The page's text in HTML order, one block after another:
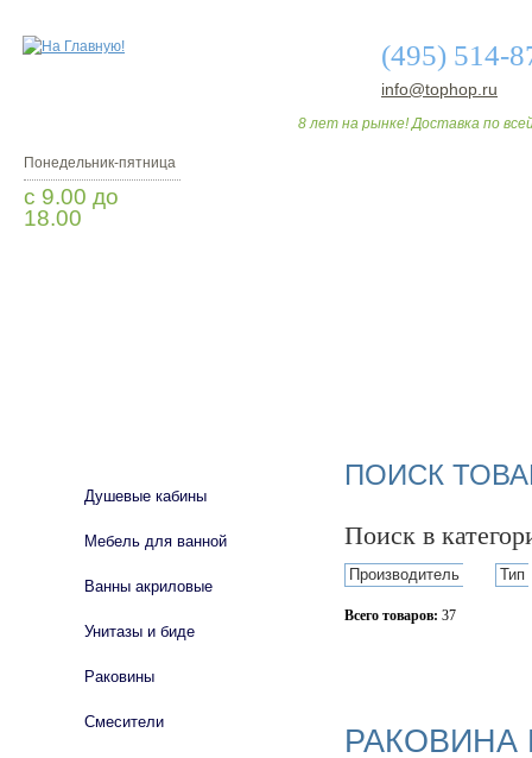
(495) 514-
info@tophop.ru
8 лет на рынке! Доставка по
Понедельник-пятница
с 9.00 до
18.00
ПОИСК
Поиск в
Производитель Тип
Всего товаров: 37
РАКОВИНА
Душевые кабины
Мебель для ванной
Ванны акриловые
Унитазы и биде
Раковины
Смесители